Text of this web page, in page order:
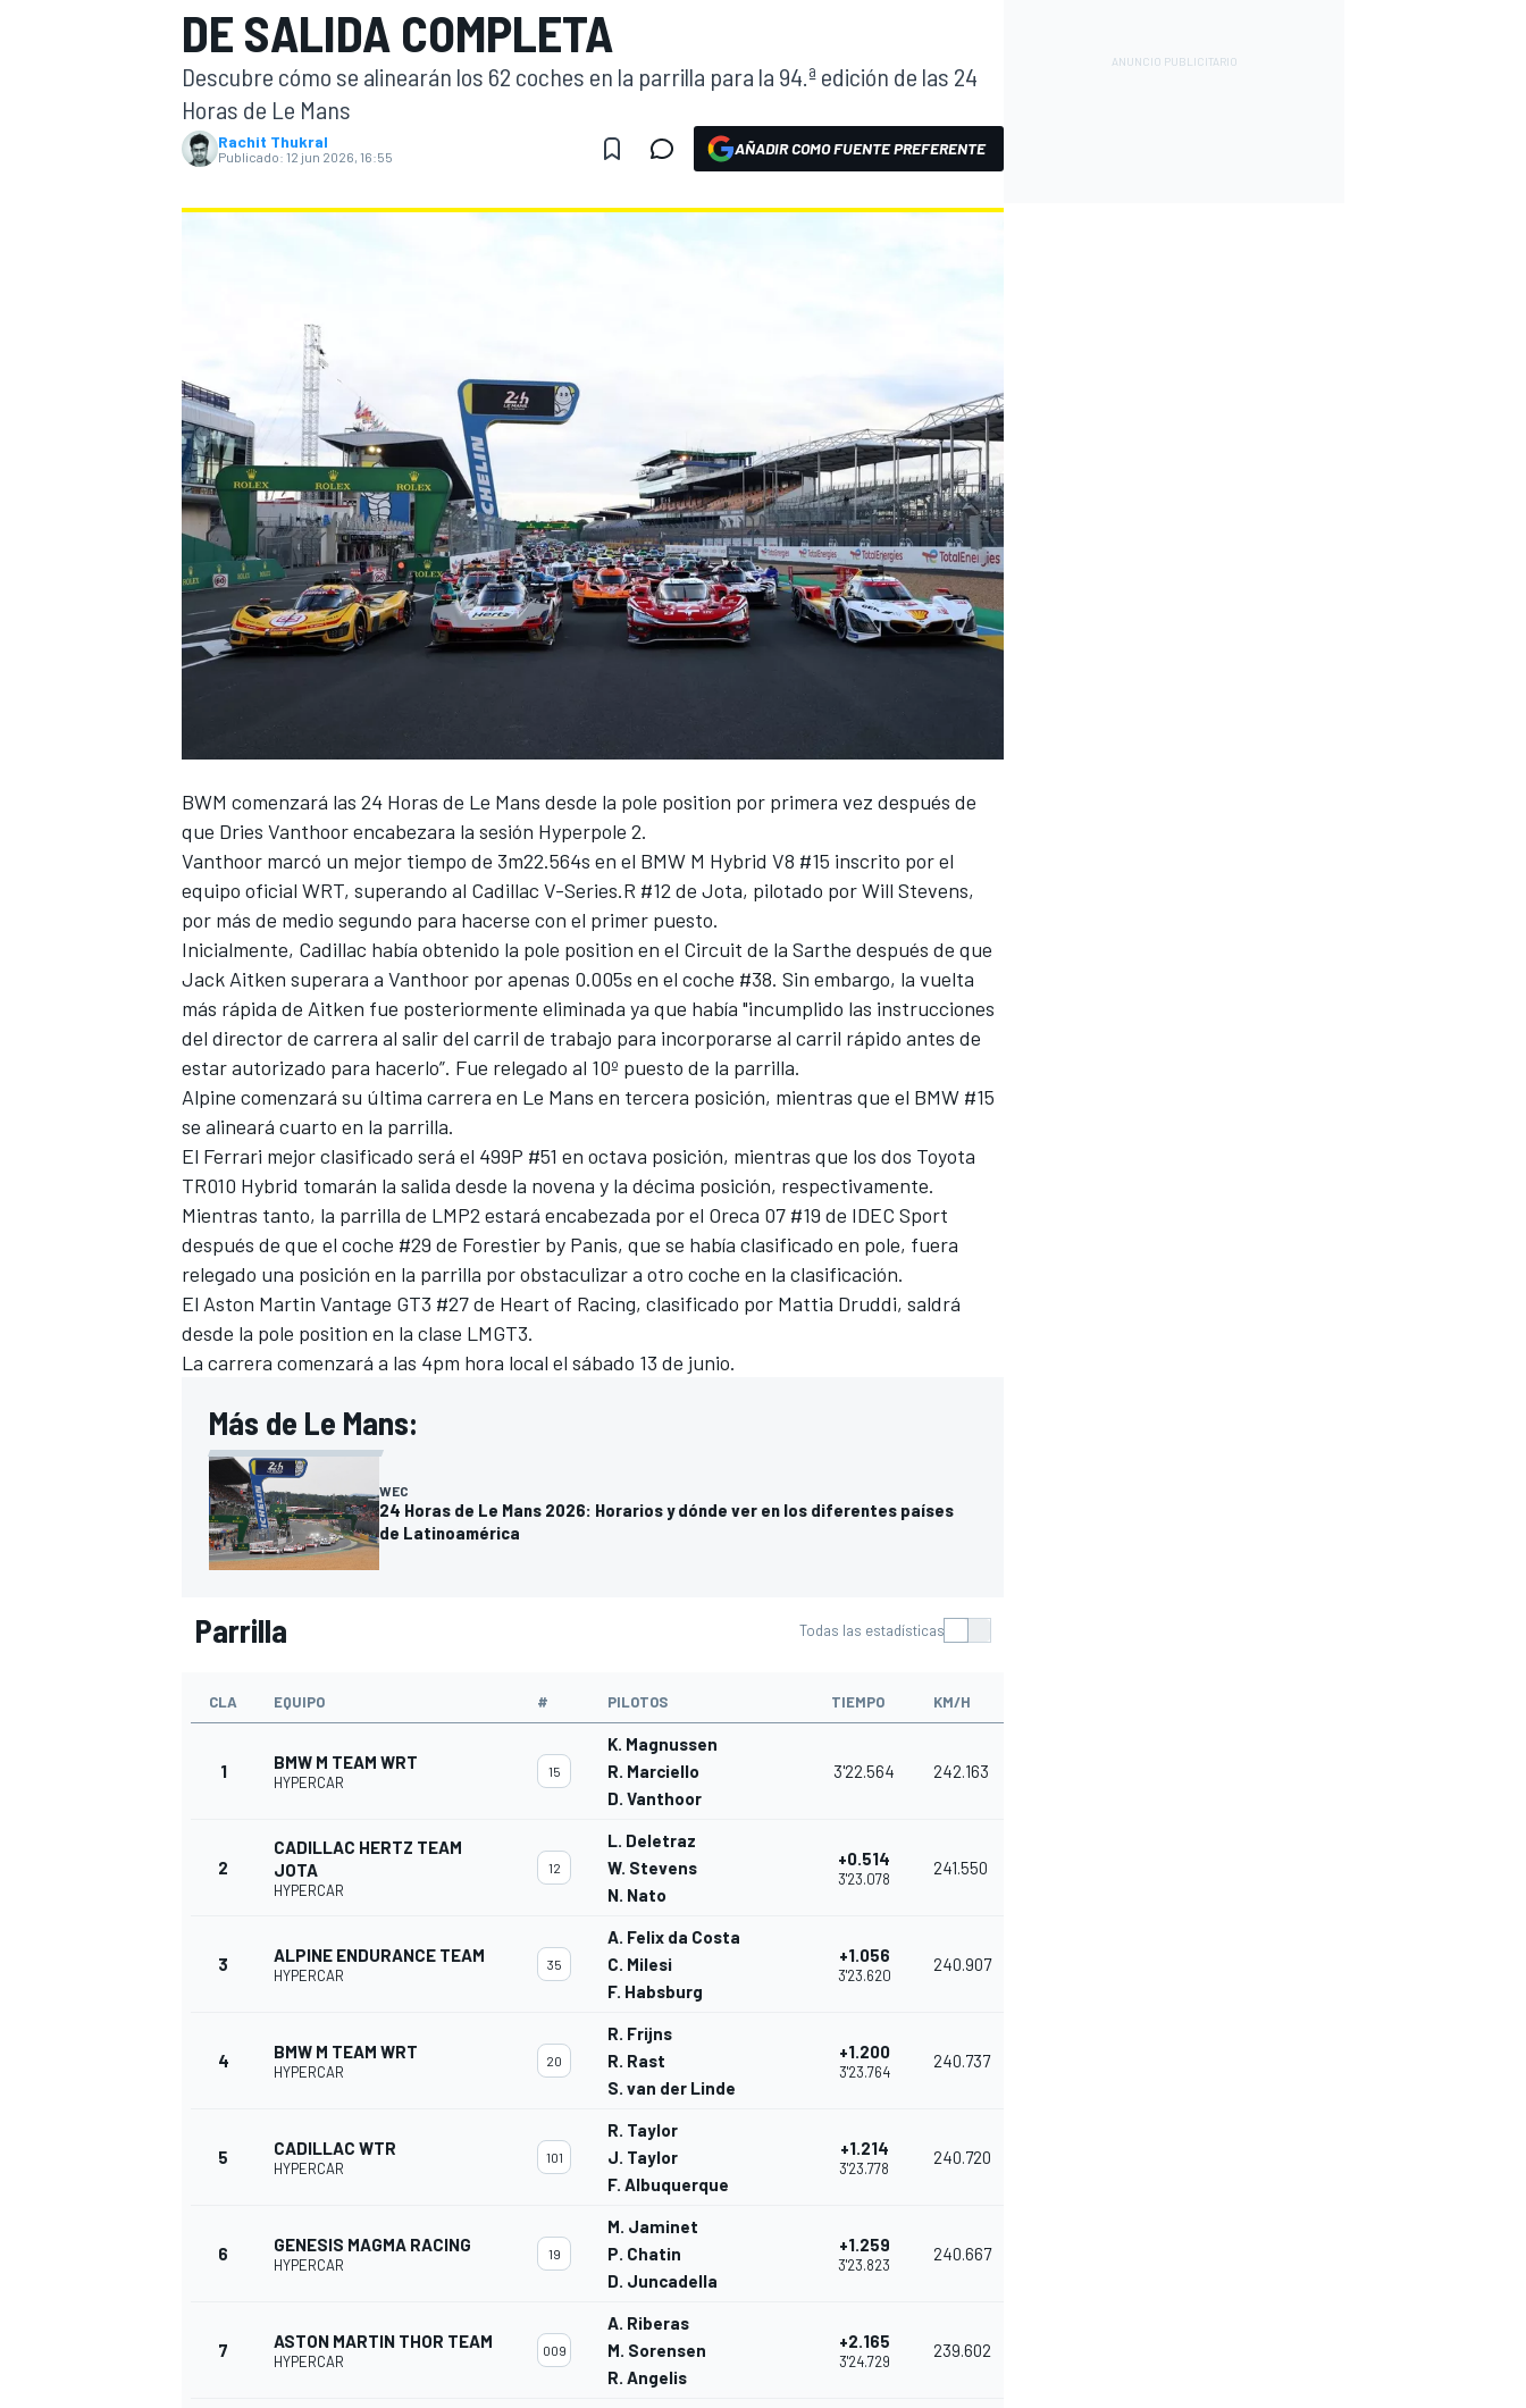
FÓRMULA E MOTO
MÁS
DE SALIDA COMPLETA
Descubre cómo se alinearán los 62 coches en la parrilla para la 94.ª edición de las 24
Horas de Le Mans
Rachit Thukral
Publicado: 12 jun 2026, 16:55 AÑADIR COMO FUENTE PREFERENTE
BWM comenzará las 24 Horas de Le Mans desde la pole position por primera vez después de
que Dries Vanthoorencabezara la sesión Hyperpole 2.
Vanthoor marcó un mejor tiempo de 3m22.564s en el BMW M Hybrid V8 #15 inscrito por el
equipo oficial WRT, superando al Cadillac V-Series.R #12 de Jota, pilotado porWill Stevens,
por más de medio segundo para hacerse con el primer puesto.
Inicialmente, Cadillac había obtenido la pole position en el Circuit de la Sarthe después de que
Jack Aitken superara a Vanthoor por apenas 0.005s en el coche #38. Sin embargo, la vuelta
más rápida de Aitken fue posteriormente eliminada ya que había "incumplido las instrucciones
del director de carrera al salir del carril de trabajo para incorporarse al carril rápido antes de
estar autorizado para hacerlo”. Fue relegado al 10º puesto de la parrilla.
Alpine comenzará su última carrera en Le Mans en tercera posición, mientras que el BMW #15
se alineará cuarto en la parrilla.
El Ferrari mejor clasificado será el 499P #51 en octava posición, mientras que los dos Toyota
TR010 Hybrid tomarán la salida desde la novena y la décima posición, respectivamente.
Mientras tanto, la parrilla de LMP2 estará encabezada por el Oreca 07 #19 de IDEC Sport
después de que el coche #29 de Forestier by Panis, que se había clasificado en pole, fuera
relegado una posición en la parrilla por obstaculizar a otro coche en la clasificación.
El Aston Martin Vantage GT3 #27 de Heart of Racing, clasificado por Mattia Druddi, saldrá
desde la pole position en la clase LMGT3.
La carrera comenzará a las 4pm hora local el sábado 13 de junio.
Más de Le Mans:
WEC
24 Horas de Le Mans 2026: Horarios y dónde ver en los diferentes países
de Latinoamérica
Parrilla Todas las estadísticas
CLA EQUIPO # PILOTOS TIEMPO KM/H
1 BMW M TEAM WRT
HYPERCAR
15
K. Magnussen
R. Marciello
D. Vanthoor
3'22.564 242.163
2
CADILLAC HERTZ TEAM
JOTA
HYPERCAR
12
L. Deletraz
W. Stevens
N. Nato
+0.514
3'23.078
241.550
3 ALPINE ENDURANCE TEAM
HYPERCAR
35
A. Felix da Costa
C. Milesi
F. Habsburg
+1.056
3'23.620
240.907
4 BMW M TEAM WRT
HYPERCAR
20
R. Frijns
R. Rast
S. van der Linde
+1.200
3'23.764
240.737
5 CADILLAC WTR
HYPERCAR
101
R. Taylor
J. Taylor
F. Albuquerque
+1.214
3'23.778
240.720
6 GENESIS MAGMA RACING
HYPERCAR
19
M. Jaminet
P. Chatin
D. Juncadella
+1.259
3'23.823
240.667
7 ASTON MARTIN THOR TEAM
HYPERCAR
009
A. Riberas
M. Sorensen
R. Angelis
+2.165
3'24.729
239.602